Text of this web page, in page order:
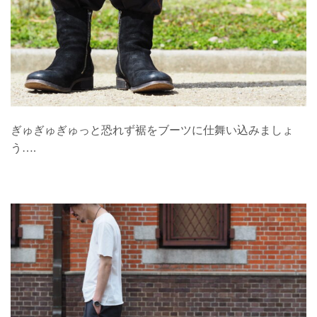
ぎゅぎゅぎゅっと恐れず裾をブーツに仕舞い込みましょ
う….